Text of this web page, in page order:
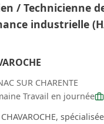
/ Technicienne
industrielle
SUR CHARENTE
Travail en journée